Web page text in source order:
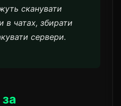
сканувати
в чатах, збирати
сервери.